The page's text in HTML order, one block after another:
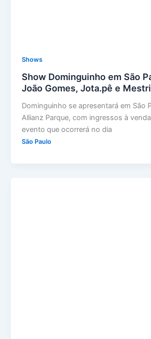
Shows
Show Dominguinho em São
João Gomes, Jota.pê e
Dominguinho se apresentará em São
Allianz Parque, com ingressos à
evento que ocorrerá no dia
São Paulo